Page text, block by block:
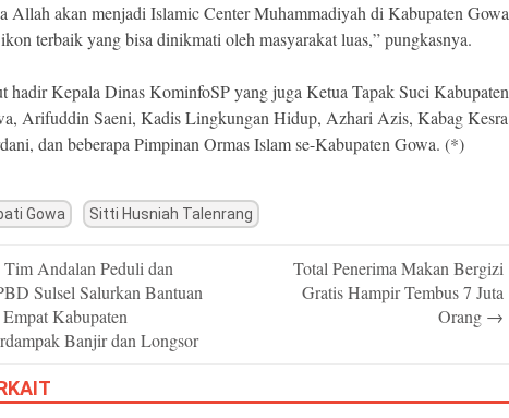
Allah akan menjadi Islamic Center Muhammadiyah di Kabupaten Gowa
terbaik yang bisa dinikmati oleh masyarakat luas,” pungkasnya.
hadir Kepala Dinas KominfoSP yang juga Ketua Tapak Suci Kabupaten
Arifuddin Saeni, Kadis Lingkungan Hidup, Azhari Azis, Kabag Kesra
dan beberapa Pimpinan Ormas Islam se-Kabupaten Gowa. (*)
Gowa Sitti Husniah Talenrang
Tim Andalan Peduli dan
Sulsel Salurkan Bantuan
Kabupaten
Banjir dan Longsor
Total Penerima Makan Bergizi
Gratis Hampir Tembus 7 Juta
Orang →